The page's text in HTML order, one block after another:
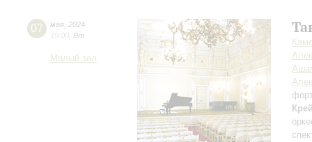
07 мая 2024
19:00 Вт
Малый зал